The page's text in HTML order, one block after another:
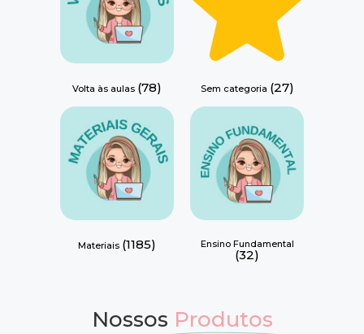
Volta às aulas (78) Sem categoria (27)
Materiais (1185) Ensino Fundamental
(32)
Nossos Produtos